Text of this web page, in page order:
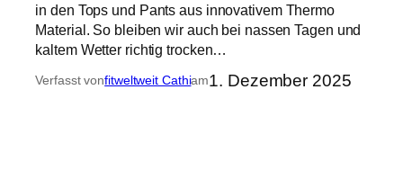
in den Tops und Pants aus innovativem Thermo
Material. So bleiben wir auch bei nassen Tagen und
kaltem Wetter richtig trocken…
Verfasst vonfitweltweit Cathiam1. Dezember 2025